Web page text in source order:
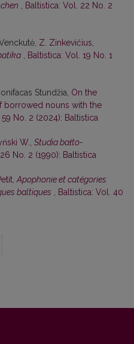
, Baltistica: Vol. 22 No. 2
Z. Zinkevičius,
, Baltistica: Vol. 19 No. 1
Stundžia, On the
borrowed nouns with the
No. 2 (2024): Baltistica
W., Studia bałto-
No. 2 (1990): Baltistica
Apophonie et catégories
baltiques , Baltistica: Vol. 40